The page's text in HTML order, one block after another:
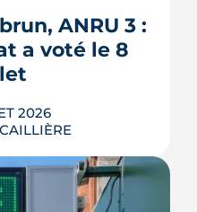
de 50 €,
officiels de la
mon...
ANRU 3 :
a voté le 8
2026